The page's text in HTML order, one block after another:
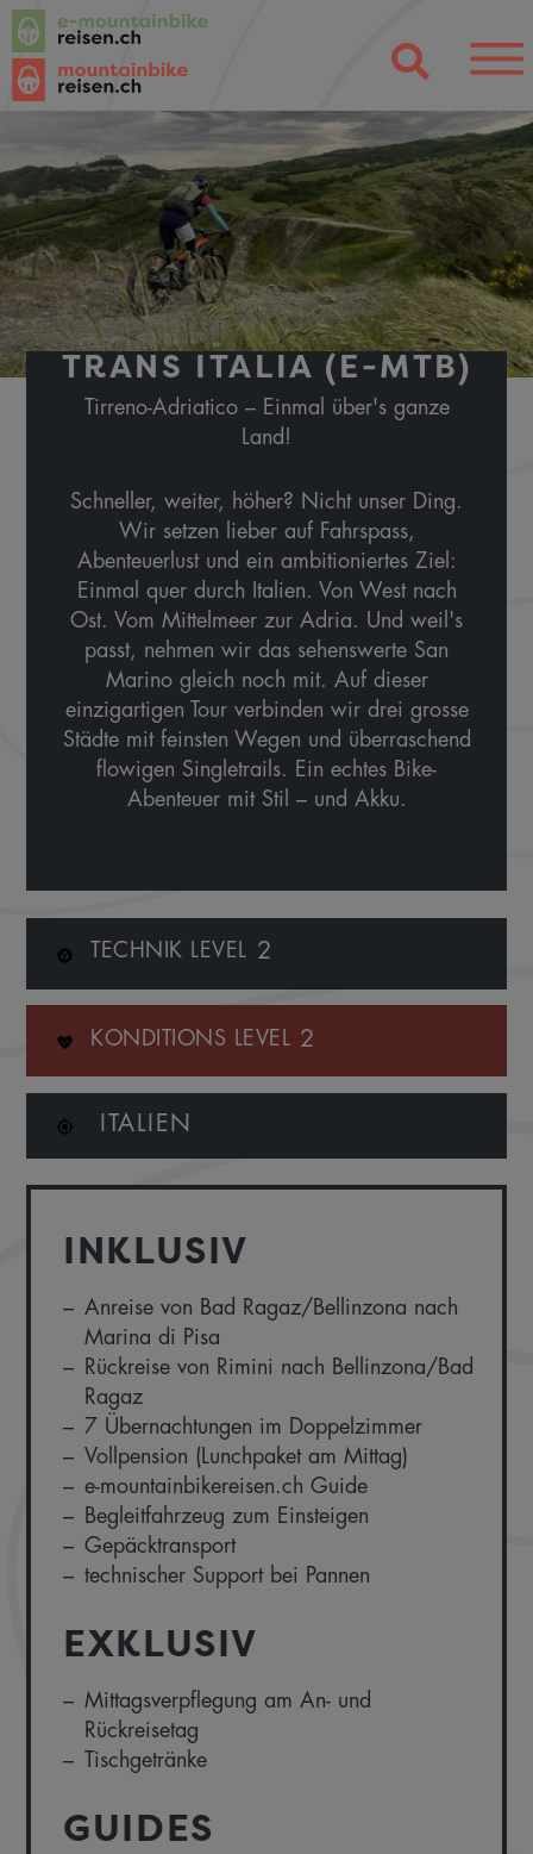
TRANS ITALIA (E-MTB)
Tirreno-Adriatico – Einmal über's ganze
Land!
Schneller, weiter, höher? Nicht unser Ding.
Wir setzen lieber auf Fahrspass,
Abenteuerlust und ein ambitioniertes Ziel:
Einmal quer durch Italien. Von West nach
Ost. Vom Mittelmeer zur Adria. Und weil's
passt, nehmen wir das sehenswerte San
Marino gleich noch mit. Auf dieser
einzigartigen Tour verbinden wir drei grosse
Städte mit feinsten Wegen und überraschend
flowigen Singletrails. Ein echtes Bike-
Abenteuer mit Stil – und Akku.
TECHNIK LEVEL 2
KONDITIONS LEVEL 2
ITALIEN
INKLUSIV
Anreise von Bad Ragaz/Bellinzona nach
Marina di Pisa
Rückreise von Rimini nach Bellinzona/Bad
Ragaz
7 Übernachtungen im Doppelzimmer
Vollpension (Lunchpaket am Mittag)
e-mountainbikereisen.ch Guide
Begleitfahrzeug zum Einsteigen
Gepäcktransport
technischer Support bei Pannen
EXKLUSIV
Mittagsverpflegung am An- und
Rückreisetag
Tischgetränke
GUIDES